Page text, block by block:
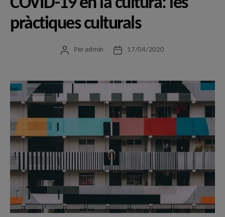
COVID-19 en la cultura: les
pràctiques culturals
Autor
Per admin
Data17/04/2020